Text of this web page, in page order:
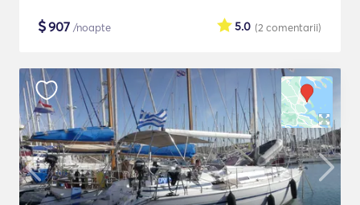
$907 /noapte (2 comentarii)
5.0